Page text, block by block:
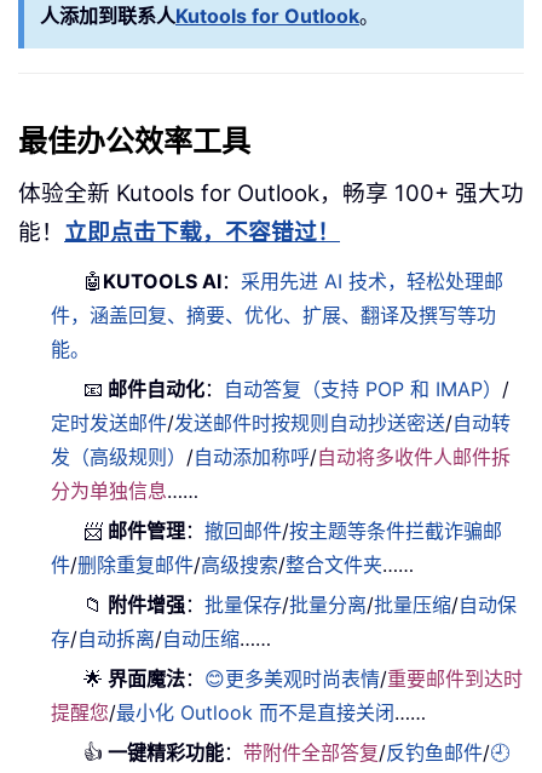
人添加到联系人Kutools for Outlook。
最佳办公效率工具
体验全新 Kutools for Outlook，畅享 100+ 强大功
能！ 立即点击下载，不容错过！
🤖 KUTOOLS AI： 采用先进 AI 技术，轻松处理邮
件，涵盖回复、摘要、优化、扩展、翻译及撰写等功
能。
📧 邮件自动化： 自动答复（支持 POP 和 IMAP） /
定时发送邮件/发送邮件时按规则自动抄送密送/自动转
发（高级规则） /自动添加称呼/自动将多收件人邮件拆
分为单独信息……
📨 邮件管理：撤回邮件/按主题等条件拦截诈骗邮
件/删除重复邮件/高级搜索/整合文件夹……
📁 附件增强：批量保存/批量分离/批量压缩/自动保
存/自动拆离/自动压缩……
🌟 界面魔法： 😊更多美观时尚表情/重要邮件到达时
提醒您/最小化 Outlook 而不是直接关闭……
👍 一键精彩功能：带附件全部答复/反钓鱼邮件/🕘